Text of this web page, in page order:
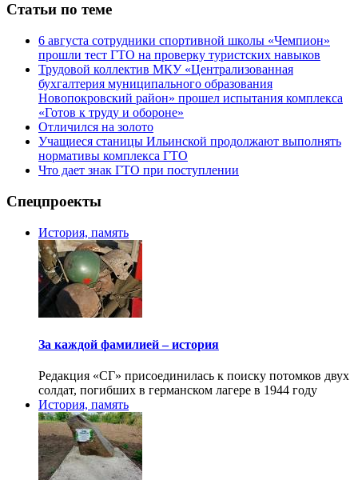
Статьи по теме
6 августа сотрудники спортивной школы «Чемпион»
прошли тест ГТО на проверку туристских навыков
Трудовой коллектив МКУ «Централизованная
бухгалтерия муниципального образования
Новопокровский район» прошел испытания комплекса
«Готов к труду и обороне»
Отличился на золото
Учащиеся станицы Ильинской продолжают выполнять
нормативы комплекса ГТО
Что дает знак ГТО при поступлении
Спецпроекты
История, память
За каждой фамилией – история
Редакция «СГ» присоединилась к поиску потомков двух
солдат, погибших в германском лагере в 1944 году
История, память